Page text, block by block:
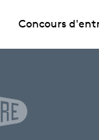
Concours